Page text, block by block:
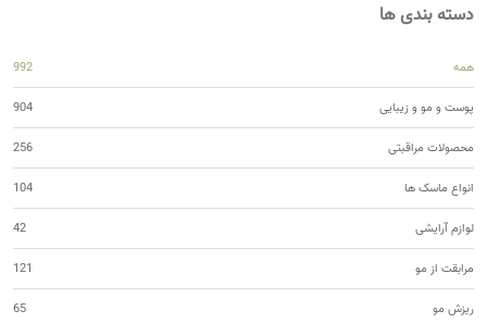
دسته بندی ها
همه 992
پوست و مو و زیبایی 904
محصولات مراقبتی 256
انواع ماسک ها 104
لوازم آرایشی 42
مرابقت از مو 121
ریزش مو 65